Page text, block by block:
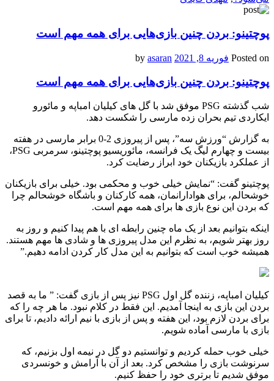
پوچتینو: بردن چنین بازی‌هایی برای همه مهم است
Posted on فوریه 8, 2021 asaran
پوچتینو: بردن چنین بازی‌هایی برای همه مهم است
شب گذشته PSG موفق شد با گل های کیلیان امباپه و مائورو
ایکاردی تیم بحران زده مارسی را شکست دهد.
به گزارش “ورزش سه”، پس از پیروزی 2-0 برابر مارسی در هفته
بیست و چهارم لیگ یک فرانسه، مائوریسیو پوچتینو، سرمربی PSG،
از عملکرد بازیکنان خود ابراز رضایت کرد.
پوچتینو گفت: “نمایش خیلی خوب و محکمی بود. خیلی برای بازیکنان
خوشحالم، برای هوادارانمان، همه کارکنان و باشگاه خوشحالم چرا
که بردن این نوع بازی ها برای همه مهم است.
اینکه بتوانیم بعد از یک ماه چنین رابطه ای با هم پیدا کنیم و روز به
روز بهتر شویم، به نظرم این مدل پیروزی ها و شادی ها مهم هستند.
همیشه خوب است که بتوانیم به این مدل کار کردن ادامه دهیم.”
کیلیان امباپه، زننده گل اول PSG نیز پس از بازی گفت: ” ما به قصد
بردن این بازی به اینجا آمدیم. این فقط در کلام نبود. ما هر چه را که
برای بردن لازم بود، این هفته و پس از بازی با نیم ارائه دادیم، تا برای
بازی با مارسی آماده شویم.
خیلی خوب حمله کردیم و توانستیم دو گل در نیمه اول بزنیم، که
سرنوشت بازی را مشخص کرد. بعد از آن با آرامش و خونسردی
موفق شدیم تا برتری خود را حفظ کنیم.